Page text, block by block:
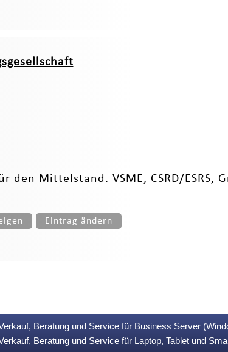
Mittelstand. VSME, CSRD/ESRS,
Eintrag ändern
Beratung und Service für Business Server
Beratung und Service für Laptop, Tablet und